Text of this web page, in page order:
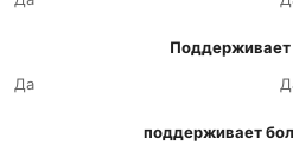
Поддерживает
Да
поддерживает